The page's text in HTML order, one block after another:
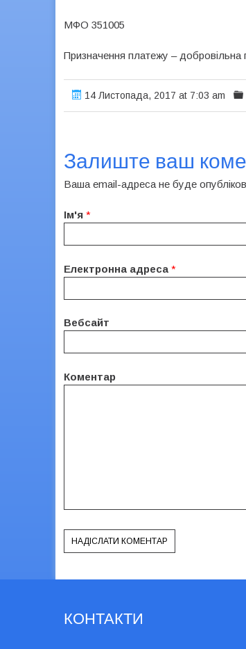
МФО 351005
Призначення платежу –
14 Листопада, 2017 at 7:03 am
Залиште ваш
Ваша email-адреса не буде
Ім'я *
Електронна адреса *
Вебсайт
Коментар
КОНТАКТИ